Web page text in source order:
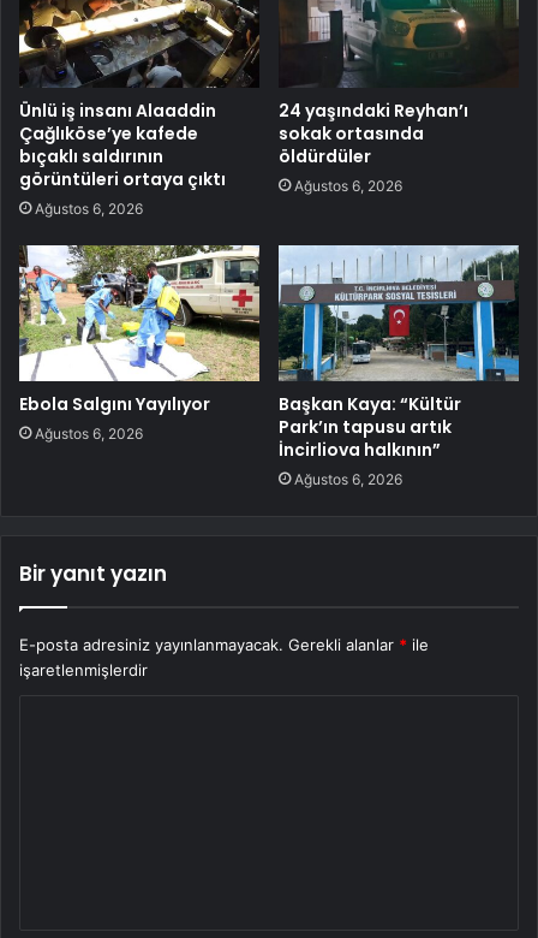
Ünlü iş insanı Alaaddin
Çağlıköse’ye kafede
bıçaklı saldırının
görüntüleri ortaya çıktı
Ağustos 6, 2026
24 yaşındaki Reyhan’ı
sokak ortasında
öldürdüler
Ağustos 6, 2026
Ebola Salgını Yayılıyor
Ağustos 6, 2026
Başkan Kaya: “Kültür
Park’ın tapusu artık
İncirliova halkının”
Ağustos 6, 2026
Bir yanıt yazın
E-posta adresiniz yayınlanmayacak. Gerekli alanlar * ile
işaretlenmişlerdir